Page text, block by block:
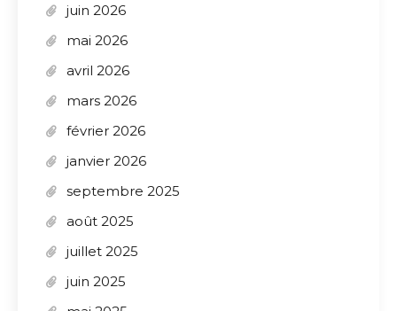
juin 2026
mai 2026
avril 2026
mars 2026
février 2026
janvier 2026
septembre 2025
août 2025
juillet 2025
juin 2025